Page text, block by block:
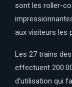
sont les roller-
aux visiteurs les
Les 27 trains
effectuent
d’utilisation qui